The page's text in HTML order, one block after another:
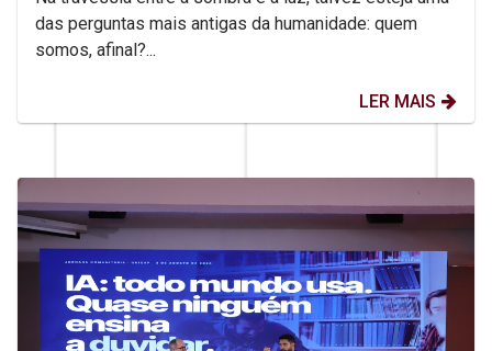
das perguntas mais antigas da humanidade: quem
somos, afinal?...
LER MAIS